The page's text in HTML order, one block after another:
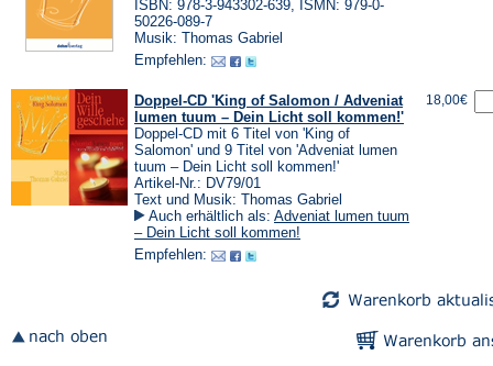
ISBN: 978-3-943302-639, ISMN: 979-0-
50226-089-7
Musik: Thomas Gabriel
Empfehlen:
Doppel-CD 'King of Salomon / Adveniat
lumen tuum – Dein Licht soll kommen!'
Doppel-CD mit 6 Titel von 'King of
Salomon' und 9 Titel von 'Adveniat lumen
tuum – Dein Licht soll kommen!'
Artikel-Nr.: DV79/01
Text und Musik: Thomas Gabriel
Auch erhältlich als: Adveniat lumen tuum
– Dein Licht soll kommen!
Empfehlen:
18,00€